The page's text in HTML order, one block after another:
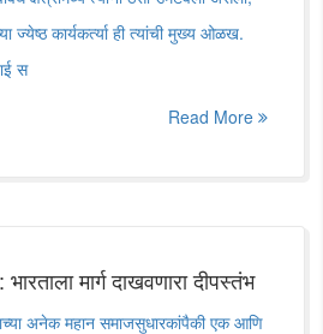
ज्येष्ठ कार्यकर्त्या ही त्यांची मुख्य ओळख.
स
Read More
मार्ग दाखवणारा दीपस्तंभ
अनेक महान समाजसुधारकांपैकी एक आणि